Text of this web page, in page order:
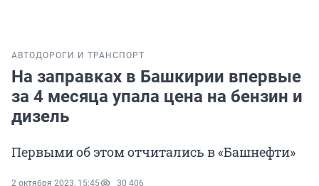
АВТОДОРОГИ И ТРАНСПОРТ
На заправках в Башкирии впервые
за 4 месяца упала цена на бензин и
дизель
Первыми об этом отчитались в «Башнефти»
2 октября 2023, 15:45 30 406